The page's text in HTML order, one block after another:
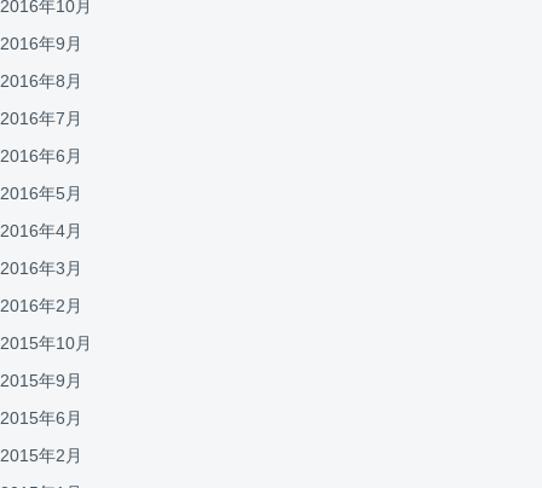
2016年10月
2016年9月
2016年8月
2016年7月
2016年6月
2016年5月
2016年4月
2016年3月
2016年2月
2015年10月
2015年9月
2015年6月
2015年2月